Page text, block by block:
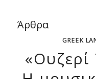
Άρθρα
GREEK
«Ουζερί